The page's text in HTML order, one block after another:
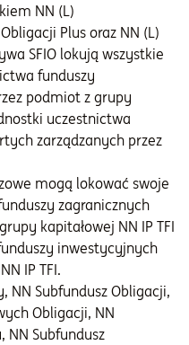
NN (L)
Plus oraz NN (L)
SFIO lokują wszystkie
funduszy
podmiot z grupy
uczestnictwa
zarządzanych przez
mogą lokować swoje
zagranicznych
kapitałowej NN IP TFI
inwestycyjnych
IP TFI.
NN Subfundusz Obligacji,
Obligacji, NN
NN Subfundusz